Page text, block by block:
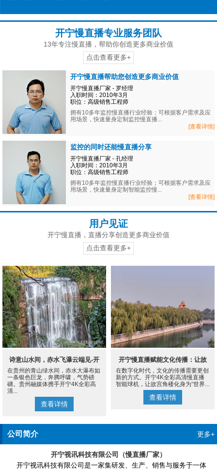
开宁慢直播专业服务团队
13年专注慢直播，帮助你创造更多商业价值
点击查看更多+
开宁慢直播帮助您创造更多商业价值
开宁慢直播厂家 - 罗经理
入职时间：2010年3月
职位：高级销售工程师
拥有10多年监控慢直播行业经验；可根据客户需求及应
用场景，快速量身定制监控慢直播...
[查看详情]
监控的同时还能慢直播分享
开宁慢直播厂家 - 孔经理
入职时间：2010年3月
职位：高级销售工程师
拥有10多年监控慢直播行业经验；可根据客户需求及应
用场景，快速量身定制智能监控慢...
[查看详情]
用户见证
开宁慢直播，直播分享创造更多商业价值
点击查看更多+
诗意山水间，赤水飞瀑云端见-开
宁4K慢直播摄像机
在贵州的青山绿水间，赤水大瀑布如
一条银色巨龙，奔腾呼啸，气势磅
礴。贵州融媒体携手开宁4K全彩高
清...
查看详情
开宁慢直播赋能文化传播：让故
宫角楼成为世界的文化客厅
在数字化时代，文化的传播需要更创
新的方式。开宁4K全彩高清慢直播
智能球机，让故宫角楼化身为“世界...
查看详情
公司简介 更多+
开宁视讯科技有限公司（慢直播厂家）
开宁视讯科技有限公司是一家集研发、生产、销售与服务于一体